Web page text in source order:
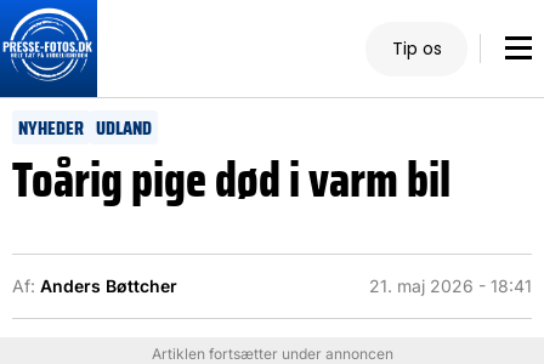
Tip os
NYHEDER UDLAND
Toårig pige død i varm bil
Af: Anders Bøttcher 21. maj 2026 - 18:41
Artiklen fortsætter under annoncen